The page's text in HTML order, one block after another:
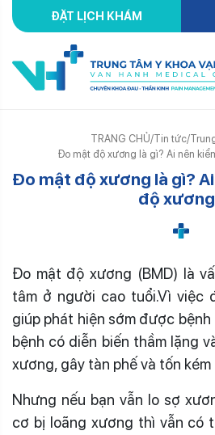
ĐẶT LỊCH KHÁM
TRANG CHỦ/Tin tức/
Đo mật độ xương là gì? Ai nên
Đo mật độ xương là gì?
độ
Đo mật độ xương (BMD) là
tâm ở người cao tuổi.Vì việc
giúp phát hiện sớm được
bệnh có diễn biến thầm lặng
xương, gây tàn phế và tốn
Nhưng nếu bạn vẫn lo sợ
cơ bị loãng xương thì vẫn có